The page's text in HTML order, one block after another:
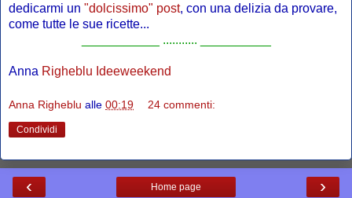
dedicarmi un "dolcissimo" post, con una delizia da provare,
come tutte le sue ricette...
___________ ........... __________
Anna Righeblu Ideeweekend
Anna Righeblu alle 00:19 24 commenti:
Condividi
‹ ›
Home page